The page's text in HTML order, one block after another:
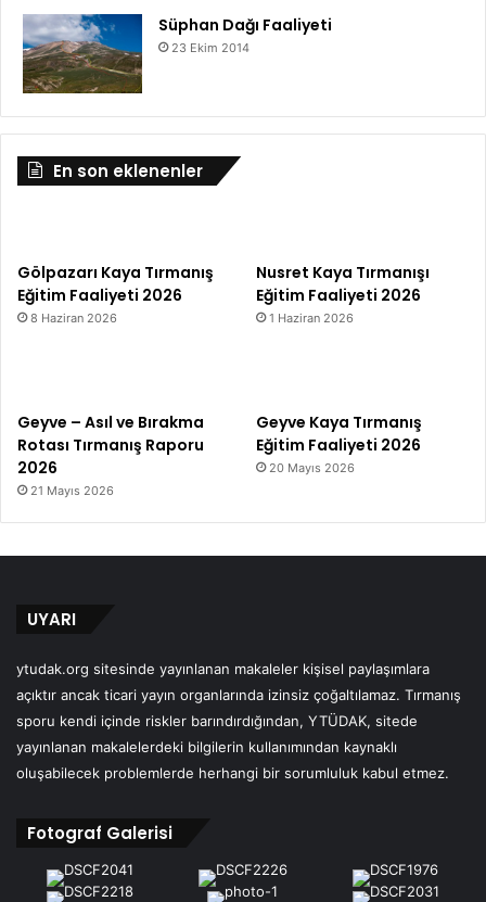
Süphan Dağı Faaliyeti
23 Ekim 2014
En son eklenenler
Gölpazarı Kaya Tırmanış
Eğitim Faaliyeti 2026
8 Haziran 2026
Nusret Kaya Tırmanışı
Eğitim Faaliyeti 2026
1 Haziran 2026
Geyve – Asıl ve Bırakma
Rotası Tırmanış Raporu
2026
21 Mayıs 2026
Geyve Kaya Tırmanış
Eğitim Faaliyeti 2026
20 Mayıs 2026
UYARI
ytudak.org sitesinde yayınlanan makaleler kişisel paylaşımlara
açıktır ancak ticari yayın organlarında izinsiz çoğaltılamaz. Tırmanış
sporu kendi içinde riskler barındırdığından, YTÜDAK, sitede
yayınlanan makalelerdeki bilgilerin kullanımından kaynaklı
oluşabilecek problemlerde herhangi bir sorumluluk kabul etmez.
Fotograf Galerisi